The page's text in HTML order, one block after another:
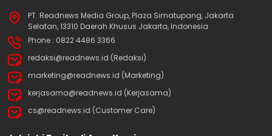
PT. Readnews Media Group, Plaza Simatupang, Jakarta
Selatan, 13310 Daerah Khusus Jakarta, Indonesia
Phone : 0822 4486 3366
redaksi@readnews.id (Redaksi)
marketing@readnews.id (Marketing)
kerjasama@readnews.id (Kerjasama)
cs@readnews.id (Customer Care)